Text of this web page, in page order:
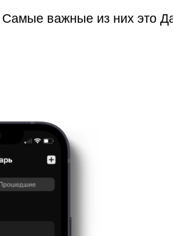
важные из них это